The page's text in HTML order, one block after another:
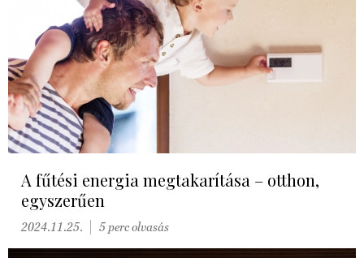
A fűtési energia megtakarítása – otthon,
egyszerűen
2024.11.25. 5 perc olvasás